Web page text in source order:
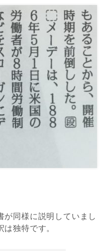
が同様に説明していまし
独特です。